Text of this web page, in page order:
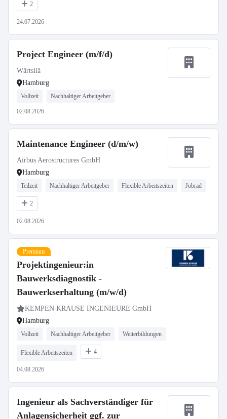
2
24.07.2026
Project Engineer (m/f/d)
Wärtsilä
Hamburg
Vollzeit Nachhaltiger Arbeitgeber
02.08.2026
Maintenance Engineer (d/m/w)
Airbus Aerostructures GmbH
Hamburg
Teilzeit Nachhaltiger Arbeitgeber Flexible Arbeitszeiten Jobrad
2
02.08.2026
Premium
Projektingenieur:in
Bauwerksdiagnostik -
Bauwerkserhaltung (m/w/d)
KEMPEN KRAUSE INGENIEURE GmbH
Hamburg
Vollzeit Nachhaltiger Arbeitgeber Weiterbildungen
Flexible Arbeitszeiten 4
04.08.2026
Ingenieur als Sachverständiger für
Anlagensicherheit ggf. zur